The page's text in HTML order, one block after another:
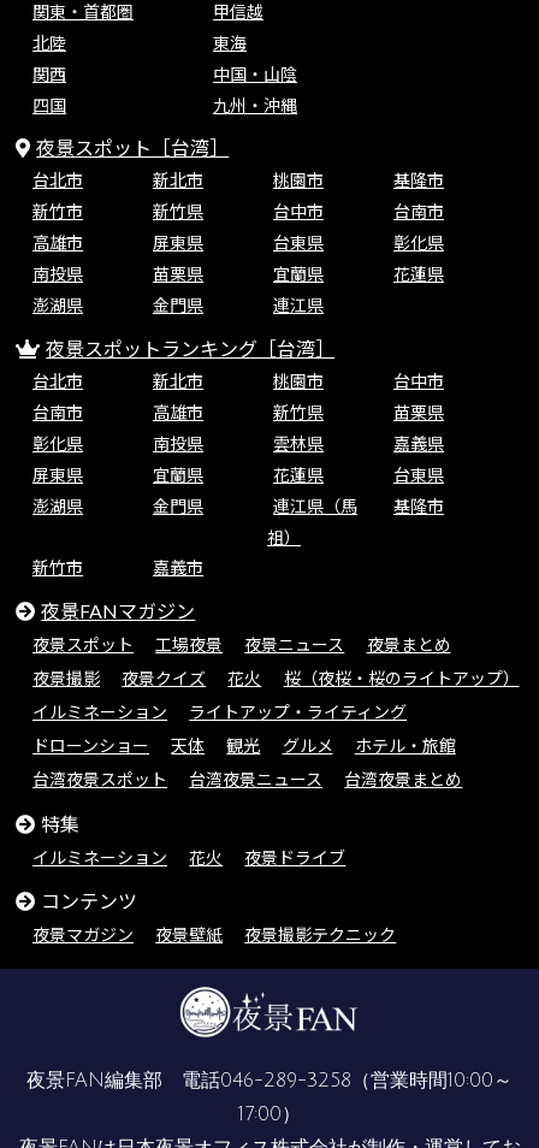
関東・首都圏
甲信越
北陸
東海
関西
中国・山陰
四国
九州・沖縄
夜景スポット［台湾］
台北市 新北市 桃園市
基隆市
新竹市
新竹県 台中市
台南市
高雄市
屏東県 台東県
彰化県
南投県
苗栗県 宜蘭県
花蓮県
澎湖県
金門県 連江県
夜景スポットランキング［台湾］
台北市 新北市 桃園市
台中市
台南市
高雄市 新竹県
苗栗県
彰化県
南投県 雲林県
嘉義県
屏東県
宜蘭県 花蓮県
台東県
澎湖県
金門県
連江県（馬
祖）
基隆市
新竹市 嘉義市
夜景FANマガジン
夜景スポット 工場夜景 夜景ニュース
夜景まとめ
夜景撮影
夜景クイズ 花火
桜（夜桜・桜のライトアップ）
イルミネーション
ライトアップ・ライティング
ドローンショー
天体 観光 グルメ
ホテル・旅館
台湾夜景スポット
台湾夜景ニュース 台湾夜景まとめ
特集
イルミネーション 花火 夜景ドライブ
コンテンツ
夜景マガジン 夜景壁紙 夜景撮影テクニック
夜景FAN編集部 電話046-289-3258 （営業時間10:00～
17:00）